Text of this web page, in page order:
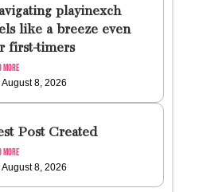
playinexch
like a breeze even
first-timers
More
August 8, 2026
Post Created
More
August 8, 2026